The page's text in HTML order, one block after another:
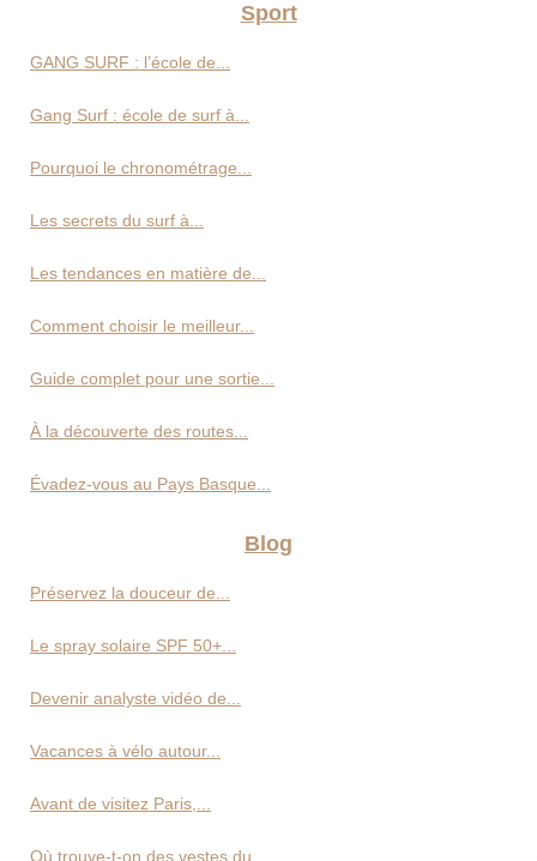
Sport
GANG SURF : l’école de...
Gang Surf : école de surf à...
Pourquoi le chronométrage...
Les secrets du surf à...
Les tendances en matière de...
Comment choisir le meilleur...
Guide complet pour une sortie...
À la découverte des routes...
Évadez-vous au Pays Basque...
Blog
Préservez la douceur de...
Le spray solaire SPF 50+...
Devenir analyste vidéo de...
Vacances à vélo autour...
Avant de visitez Paris,...
Où trouve-t-on des vestes du...